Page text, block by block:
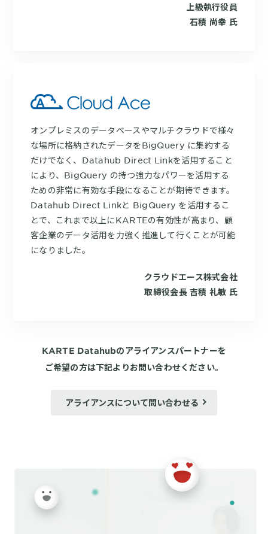
上級執行役員
石積 尚幸 氏
オンプレミスのデータベースやマルチクラウドで様々
な場所に格納されたデータをBigQuery に集約する
だけでなく、Datahub Direct Linkを活用すること
により、BigQuery の持つ強力なパワーを活用する
ための非常に有効な手段になることが期待できます。
Datahub Direct Linkと BigQuery を活用するこ
とで、これまで以上にKARTEの有効性が高まり、顧
客企業のデータ活用を力強く推進して行くことが可能
になりました。
クラウドエース株式会社
取締役会長 吉積 礼敏 氏
KARTE Datahubのアライアンスパートナーを
ご希望の方は下記よりお問い合わせください。
アライアンスについて問い合わせる